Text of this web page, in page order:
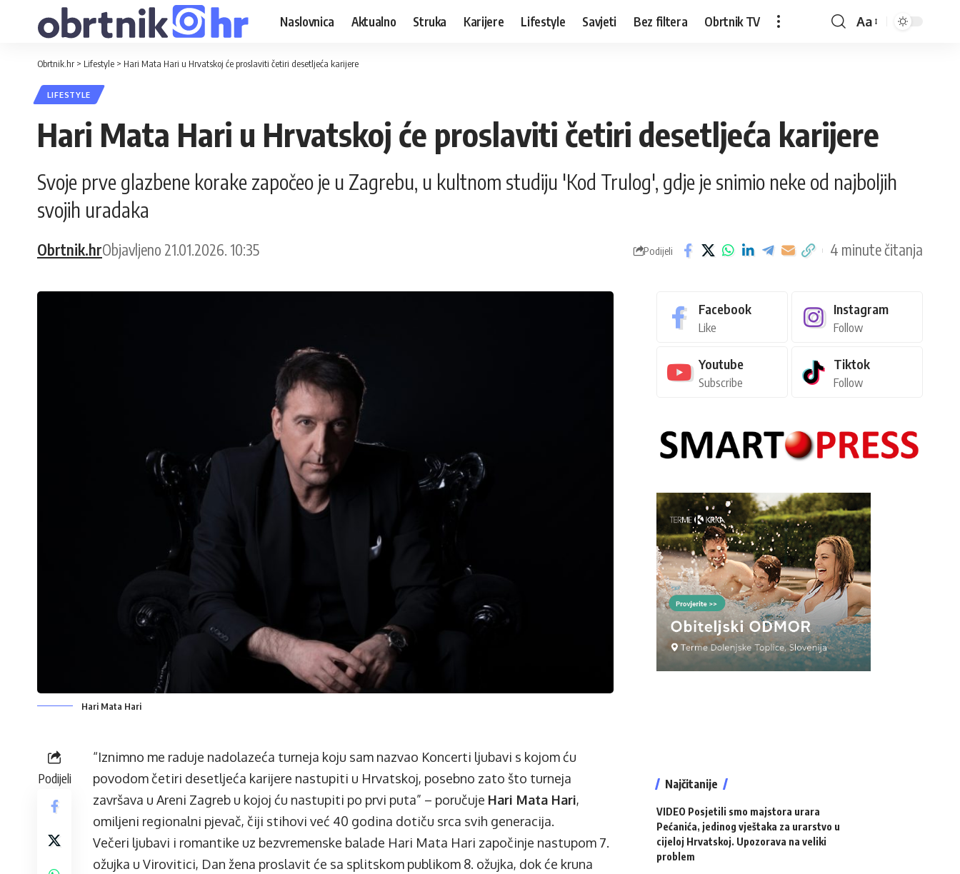
Naslovnica Aktualno Struka Karijere Lifestyle Savjeti Bez filtera Obrtnik TV Aa
Obrtnik.hr > Lifestyle > Hari Mata Hari u Hrvatskoj će proslaviti četiri desetljeća karijere
LIFESTYLE
Hari Mata Hari u Hrvatskoj će proslaviti četiri desetljeća karijere
Svoje prve glazbene korake započeo je u Zagrebu, u kultnom studiju 'Kod Trulog', gdje je snimio neke od najboljih
svojih uradaka
Obrtnik.hrObjavljeno 21.01.2026. 10:35 Podijeli 4 minute čitanja
Hari Mata Hari
Podijeli
“Iznimno me raduje nadolazeća turneja koju sam nazvao Koncerti ljubavi s kojom ću
povodom četiri desetljeća karijere nastupiti u Hrvatskoj, posebno zato što turneja
završava u Areni Zagreb u kojoj ću nastupiti po prvi puta” – poručuje Hari Mata Hari,
omiljeni regionalni pjevač, čiji stihovi već 40 godina dotiču srca svih generacija.
Večeri ljubavi i romantike uz bezvremenske balade Hari Mata Hari započinje nastupom 7.
ožujka u Virovitici, Dan žena proslavit će sa splitskom publikom 8. ožujka, dok će kruna
Facebook
Like
Instagram
Follow
Youtube
Subscribe
Tiktok
Follow
Najčitanije
VIDEO Posjetili smo majstora urara
Pećanića, jedinog vještaka za urarstvo u
cijeloj Hrvatskoj. Upozorava na veliki
problem